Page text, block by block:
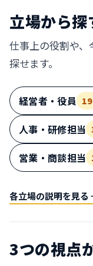
立場から探
仕事上の役割や
探せます。
経営者・役員 19
人事・研修担当
営業・商談担当
各立場の説明を見
3つの視点